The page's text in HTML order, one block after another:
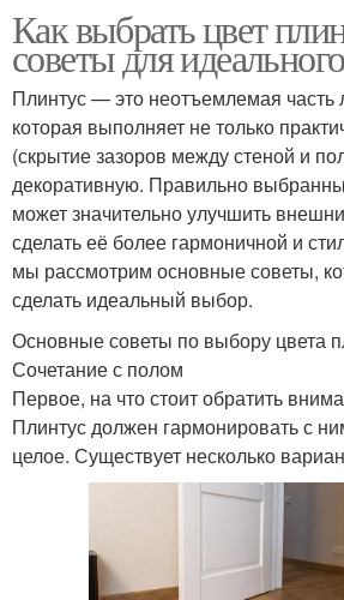
Как выбрать цвет
советы для
Плинтус — это неотъемлемая часть
которая выполняет не только
(скрытие зазоров между стеной и
декоративную. Правильно
может значительно улучшить
сделать её более гармоничной и
мы рассмотрим основные советы,
сделать идеальный выбор.
Основные советы по выбору цвета
Сочетание с полом
Первое, на что стоит обратить
Плинтус должен гармонировать с
целое. Существует несколько